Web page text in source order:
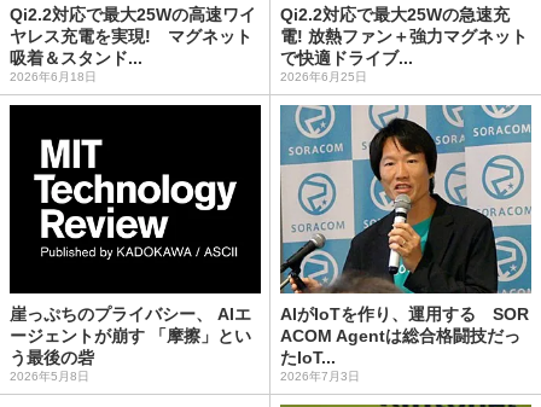
Qi2.2対応で最大25Wの高速ワイ
ヤレス充電を実現! マグネット
吸着＆スタンド...
2026年6月18日
Qi2.2対応で最大25Wの急速充
電! 放熱ファン＋強力マグネット
で快適ドライブ...
2026年6月25日
崖っぷちのプライバシー、 AIエ
ージェントが崩す 「摩擦」とい
う最後の砦
2026年5月8日
AIがIoTを作り、運用する SOR
ACOM Agentは総合格闘技だっ
たIoT...
2026年7月3日